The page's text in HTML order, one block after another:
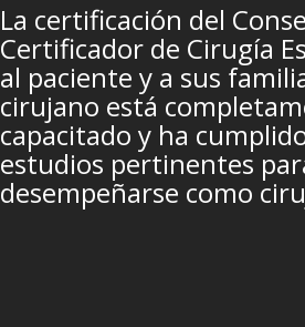
La certificación del
Certificador de Cirugía
al paciente y a sus
cirujano está
capacitado y ha
estudios pertinentes
desempeñarse como